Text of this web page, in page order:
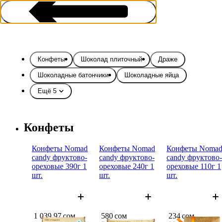
Конфеты Шоколад плиточный Драже
Шоколадные батончики Шоколадные яйца
Ещё 5
Конфеты
Конфе­ты Nomad
candy фрукто­во-
орехо­вые 390г 1
шт.
1 039,97 сом
Конфе­ты Nomad
candy фрукто­во-
орехо­вые 240г 1
шт.
580 сом
Конфе­ты Nomad
candy фрукто­во-
орехо­вые 110г 1
шт.
234 сом